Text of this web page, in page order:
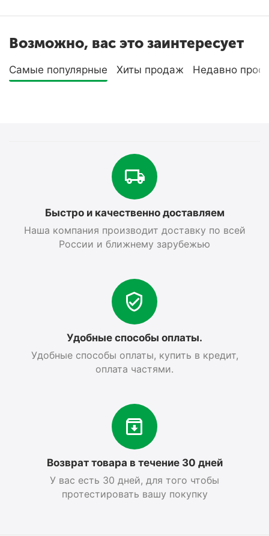
Возможно, вас это заинтересует
Самые популярные Хиты продаж Недавно
Быстро и качественно доставляем
Наша компания производит доставку по всей
России и ближнему зарубежью
Удобные способы оплаты.
Удобные способы оплаты, купить в кредит,
оплата частями.
Возврат товара в течение 30 дней
У вас есть 30 дней, для того чтобы
протестировать вашу покупку